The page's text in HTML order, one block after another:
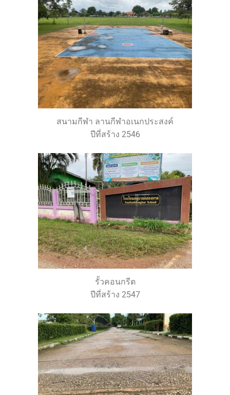
สนามกีฬา ลานกีฬาอเนกประสงค์
ปีที่สร้าง 2546
รั้วคอนกรีต
ปีที่สร้าง 2547